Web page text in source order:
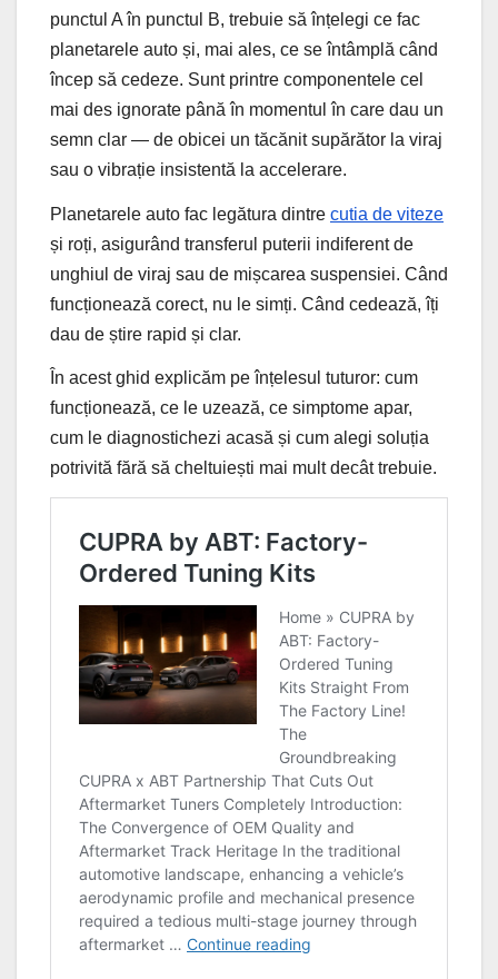
punctul A în punctul B, trebuie să înțelegi ce fac
planetarele auto și, mai ales, ce se întâmplă când
încep să cedeze. Sunt printre componentele cel
mai des ignorate până în momentul în care dau un
semn clar — de obicei un tăcănit supărător la viraj
sau o vibrație insistentă la accelerare.
Planetarele auto fac legătura dintre cutia de viteze
și roți, asigurând transferul puterii indiferent de
unghiul de viraj sau de mișcarea suspensiei. Când
funcționează corect, nu le simți. Când cedează, îți
dau de știre rapid și clar.
În acest ghid explicăm pe înțelesul tuturor: cum
funcționează, ce le uzează, ce simptome apar,
cum le diagnostichezi acasă și cum alegi soluția
potrivită fără să cheltuiești mai mult decât trebuie.